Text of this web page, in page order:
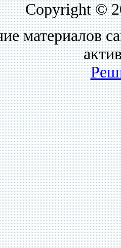
Copyright ©
материалов